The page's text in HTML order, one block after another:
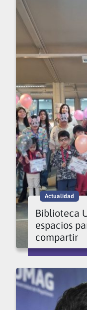
Actualidad
Biblioteca
espacios
compartir